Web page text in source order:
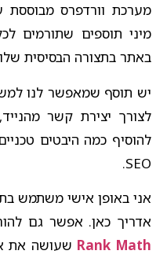
מערכת וורדפרס מבוססת
מיני תוספים שתורמים
באתר בתצורה הבסיסית
יש תוסף שמאפשר לנו
לצורך יצירת קשר
להוסיף כמה היבטים
SEO.
אני באופן אישי משתמש
אדריך כאן. אפשר גם
Rank Math שעושה את